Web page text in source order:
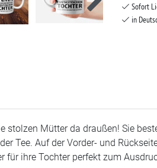
Sofort
in
stolzen Mütter da draußen! Sie
Tee. Auf der Vorder- und
für ihre Tochter perfekt zum